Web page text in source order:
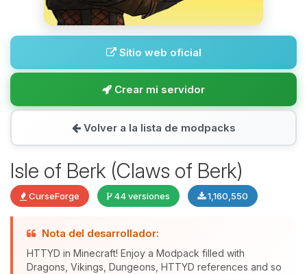
Sitio web oficial
Crear mi servidor
Volver a la lista de modpacks
Isle of Berk (Claws of Berk)
CurseForge 44 versiones 1,160,550
Nota del desarrollador:
HTTYD in Minecraft! Enjoy a Modpack filled with
Dragons, Vikings, Dungeons, HTTYD references and so